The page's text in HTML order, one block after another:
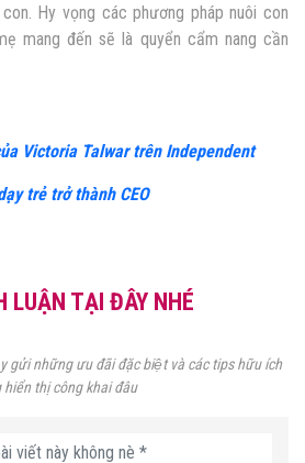
Hy vọng các phương pháp nuôi con
mang đến sẽ là quyển cẩm nang cần
Victoria Talwar trên Independent
trẻ trở thành CEO
LUẬN TẠI ĐÂY NHÉ
gửi những ưu đãi đặc biệt và các tips hữu ích
thị công khai đâu